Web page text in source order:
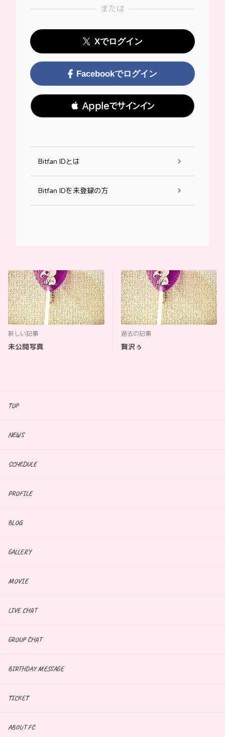
または
Xでログイン
Facebookでログイン
 Appleでサインイン
Bitfan IDとは
Bitfan IDを未登録の方
新しい記事
未公開写真
過去の記事
贅沢ぅ
TOP
NEWS
SCHEDULE
PROFILE
BLOG
GALLERY
MOVIE
LIVE CHAT
GROUP CHAT
BIRTHDAY MESSAGE
TICKET
ABOUT FC